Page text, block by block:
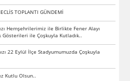
TOPLANTI GÜNDEMİ
Hemşehrilerimiz ile Birlikte Fener Alayı
Gösterileri ile Çoşkuyla Kutladık..
22 Eylül İlçe Stadyumumuzda Çoşkuyla
Kutlu Olsun..